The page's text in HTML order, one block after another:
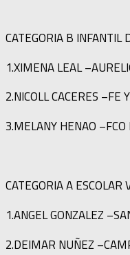
CATEGORIA B INFANTIL
1.XIMENA LEAL
2.NICOLL CACERES –FE
3.MELANY HENAO
CATEGORIA A ESCOLAR
1.ANGEL GONZALEZ
2.DEIMAR NUÑEZ